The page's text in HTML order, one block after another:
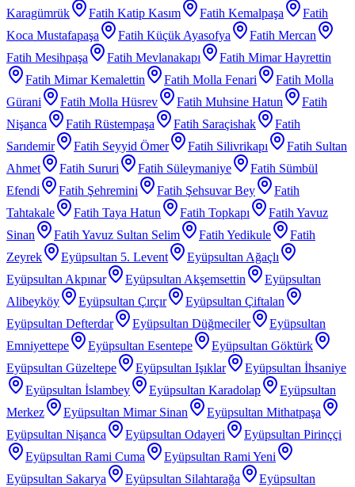
Karagümrük Fatih Katip Kasım Fatih Kemalpaşa
Fatih
Koca Mustafapaşa
Fatih Küçük Ayasofya
Fatih Mercan
Fatih Mesihpaşa
Fatih Mevlanakapı
Fatih Mimar Hayrettin
Fatih Mimar Kemalettin
Fatih Molla Fenari
Fatih Molla
Gürani
Fatih Molla Hüsrev Fatih Muhsine Hatun
Fatih
Nişanca
Fatih Rüstempaşa Fatih Saraçishak
Fatih
Sarıdemir
Fatih Seyyid Ömer Fatih Silivrikapı
Fatih Sultan
Ahmet
Fatih Sururi Fatih Süleymaniye
Fatih Sümbül
Efendi
Fatih Şehremini Fatih Şehsuvar Bey
Fatih
Tahtakale
Fatih Taya Hatun Fatih Topkapı
Fatih Yavuz
Sinan
Fatih Yavuz Sultan Selim Fatih Yedikule
Fatih
Zeyrek
Eyüpsultan 5. Levent
Eyüpsultan Ağaçlı
Eyüpsultan Akpınar
Eyüpsultan Akşemsettin
Eyüpsultan
Alibeyköy
Eyüpsultan Çırçır
Eyüpsultan Çiftalan
Eyüpsultan Defterdar
Eyüpsultan Düğmeciler
Eyüpsultan
Emniyettepe
Eyüpsultan Esentepe
Eyüpsultan Göktürk
Eyüpsultan Güzeltepe
Eyüpsultan Işıklar
Eyüpsultan İhsaniye
Eyüpsultan İslambey
Eyüpsultan Karadolap
Eyüpsultan
Merkez
Eyüpsultan Mimar Sinan
Eyüpsultan Mithatpaşa
Eyüpsultan Nişanca
Eyüpsultan Odayeri
Eyüpsultan Pirinççi
Eyüpsultan Rami Cuma
Eyüpsultan Rami Yeni
Eyüpsultan Sakarya
Eyüpsultan Silahtarağa
Eyüpsultan